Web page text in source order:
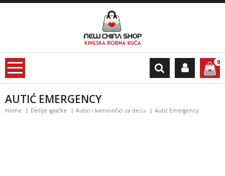
0
AUTIĆ EMERGENCY
Home Dečije igračke Autići i kamiončići za decu Autić Emergency